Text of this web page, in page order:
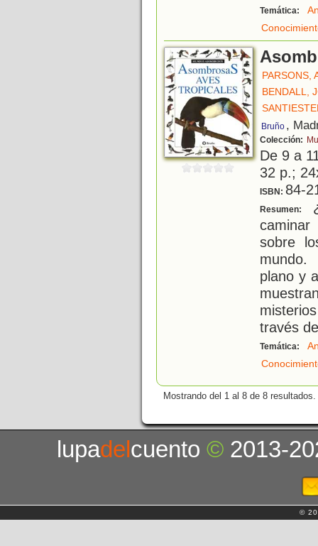
Temática:
PARSONS,
BENDALL,
Bruño ,
Colección:
De 9 a
32 p.;
ISBN: 84-
Resumen:
sobre
mundo.
plano y
través
Temática:
Mostrando del 1 al 8 de 8 resultados.
lupadelcuento© 2013-
©